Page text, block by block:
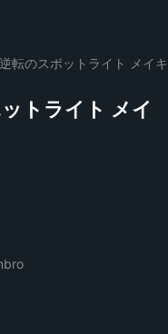
転のスポットライト メイキ
トライト メイ